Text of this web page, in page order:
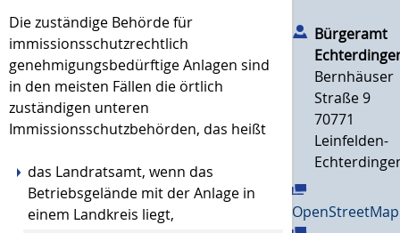
Die zuständige Behörde für
immissionsschutzrechtlich
genehmigungsbedürftige Anlagen sind
in den meisten Fällen die örtlich
zuständigen unteren
Immissionsschutzbehörden, das heißt
das Landratsamt, wenn das
Betriebsgelände mit der Anlage in
einem Landkreis liegt,
Bürgeramt
Bernhäuser
Straße 9
70771
Leinfelden-
OpenStreetMap